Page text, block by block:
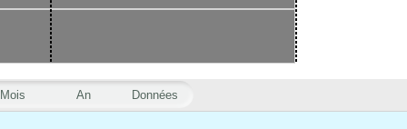
Mois An Données